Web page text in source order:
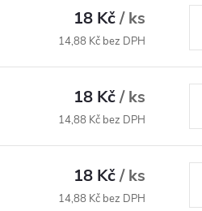
18 Kč/ ks
14,88 Kč bez DPH
18 Kč/ ks
14,88 Kč bez DPH
18 Kč/ ks
14,88 Kč bez DPH